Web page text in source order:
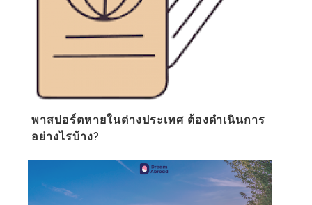
พาสปอร์ตหายในต่างประเทศ ต้องดำเนินการ
อย่างไรบ้าง?